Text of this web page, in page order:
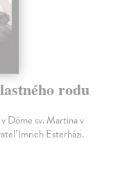
rodu
Dóme sv. Martina v
Imrich Esterházi.